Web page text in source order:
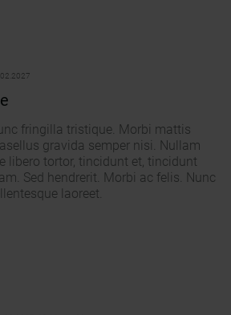
fringilla tristique. Morbi mattis
gravida semper nisi. Nullam
libero tortor, tincidunt et, tincidunt
Sed hendrerit. Morbi ac felis. Nunc
laoreet.